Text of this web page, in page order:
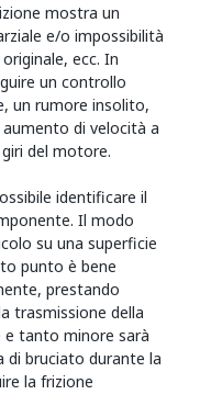
mostra un
e/o impossibilità
ecc. In
un controllo
un rumore insolito,
di velocità a
del motore.
identificare il
Il modo
su una superficie
punto è bene
prestando
trasmissione della
e tanto minore sarà
di bruciato durante la
la frizione